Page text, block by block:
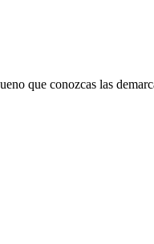
que conozcas las